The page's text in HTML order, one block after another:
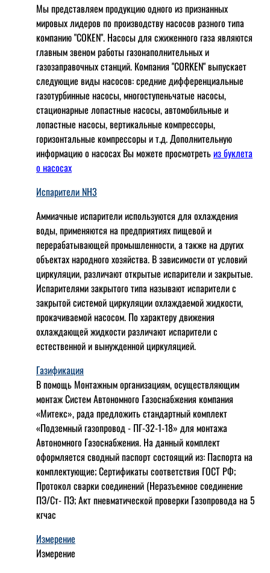
Мы представляем продукцию одного из признанных
мировых лидеров по производству насосов разного типа
компанию "COKEN". Насосы для сжиженного газа являются
главным звеном работы газонаполнительных и
газозаправочных станций. Компания "CORKEN" выпускает
следующие виды насосов: cредние дифференциальные
газотурбинные насосы, многоступеньчатые насосы,
стационарные лопастные насосы, автомобильные и
лопaстные насосы, вертикальные компрессоры,
горизонтальные компрессоры и т.д. Дополнительную
информацию о насосах Вы можете просмотретьиз буклета
о насосах
Испарители NH3
Аммиачные испарители используются для охлаждения
воды, применяются на предприятиях пищевой и
перерабатывающей промышленности, а также на других
объектах народного хозяйства. В зависимости от условий
циркуляции, различают открытые испарители и закрытые.
Испарителями закрытого типа называют испарители с
закрытой системой циркуляции охлаждаемой жидкости,
прокачиваемой насосом. По характеру движения
охлаждающей жидкости различают испарители с
естественной и вынужденной циркуляцией.
Газификация
В помощь Монтажным организациям, осуществляющим
монтаж Систем Автономного Газоснабжения компания
«Митекс», рада предложить стандартный комплект
«Подземный газопровод - ПГ-32-1-18» для монтажа
Автономного Газоснабжения. На данный комплект
оформляется сводный паспорт состоящий из: Паспорта на
комплектующие;Сертификаты соответствия ГОСТ РФ;
Протокол сварки соединений (Неразъемное соединение
ПЭ/Ст- ПЭ;Акт пневматической проверки Газопровода на 5
кгчас
Измерение
Измерение